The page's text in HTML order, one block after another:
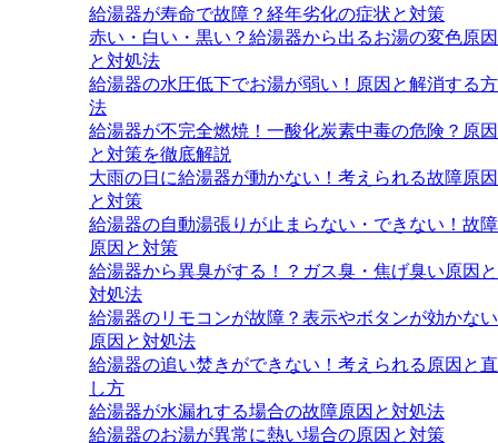
給湯器が寿命で故障？経年劣化の症状と対策
赤い・白い・黒い？給湯器から出るお湯の変色原因
と対処法
給湯器の水圧低下でお湯が弱い！原因と解消する方
法
給湯器が不完全燃焼！一酸化炭素中毒の危険？原因
と対策を徹底解説
大雨の日に給湯器が動かない！考えられる故障原因
と対策
給湯器の自動湯張りが止まらない・できない！故障
原因と対策
給湯器から異臭がする！？ガス臭・焦げ臭い原因と
対処法
給湯器のリモコンが故障？表示やボタンが効かない
原因と対処法
給湯器の追い焚きができない！考えられる原因と直
し方
給湯器が水漏れする場合の故障原因と対処法
給湯器のお湯が異常に熱い場合の原因と対策